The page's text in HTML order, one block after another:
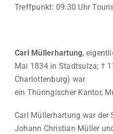
Treffpunkt: 09:30 Uhr
Carl Müllerhartung,
Mai 1834 in Stadtsulza; †
Charlottenburg) war
ein Thüringischer Kantor,
Carl Müllerhartung war der
Johann Christian Müller